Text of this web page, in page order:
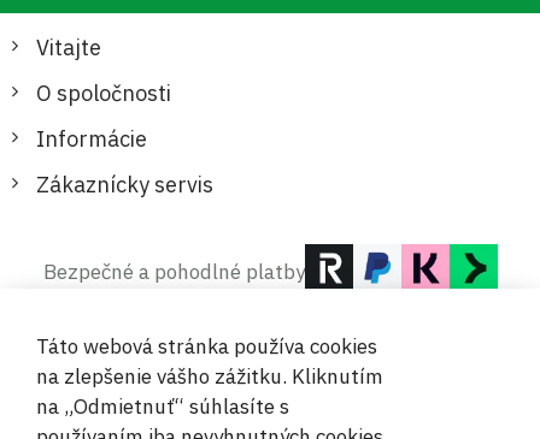
Vitajte
O spoločnosti
Informácie
Zákaznícky servis
Bezpečné a pohodlné platby
Táto webová stránka používa cookies
na zlepšenie vášho zážitku. Kliknutím
na „Odmietnuť“ súhlasíte s